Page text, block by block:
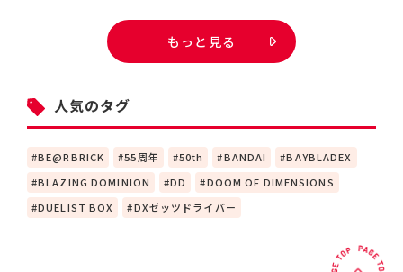
もっと見る
人気のタグ
BE@RBRICK 55周年 50th BANDAI
BAYBLADEX
BLAZING DOMINION
DD
DOOM OF DIMENSIONS
DUELIST BOX
DXゼッツドライバー